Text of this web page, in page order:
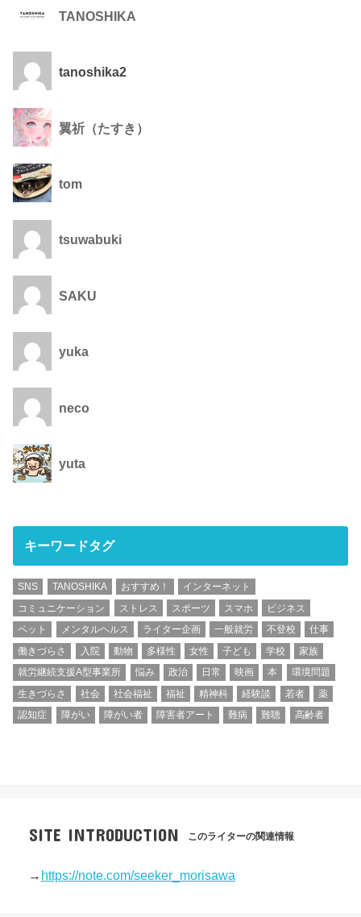
TANOSHIKA
tanoshika2
翼祈（たすき）
tom
tsuwabuki
SAKU
yuka
neco
yuta
キーワードタグ
SNS TANOSHIKA おすすめ！
インターネット
コミュニケーション
ストレス スポーツ スマホ
ビジネス
ペット
メンタルヘルス ライター企画 一般就労 不登校
仕事
働きづらさ
入院 動物 多様性 女性 子ども 学校
家族
就労継続支援A型事業所
悩み 政治 日常 映画 本
環境問題
生きづらさ
社会 社会福祉 福祉 精神科 経験談 若者
薬
認知症
障がい 障がい者 障害者アート 難病 難聴 高齢者
SITE INTRODUCTION このライターの関連情報
→ https://note.com/seeker_morisawa